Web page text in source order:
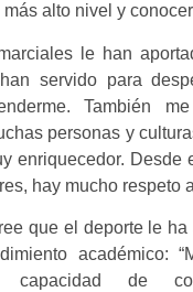
alto nivel y
le han
servido para
También
personas y
enriquecedor. Desde
hay mucho respeto
que el deporte le
académico:
capacidad de